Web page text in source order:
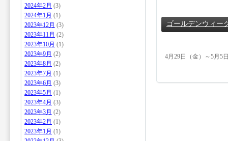
ゴールデンウィー
4月29日（金）～5月5
2024年2月 (3)
2024年1月 (1)
2023年12月 (3)
2023年11月 (2)
2023年10月 (1)
2023年9月 (2)
2023年8月 (2)
2023年7月 (1)
2023年6月 (3)
2023年5月 (1)
2023年4月 (3)
2023年3月 (2)
2023年2月 (1)
2023年1月 (1)